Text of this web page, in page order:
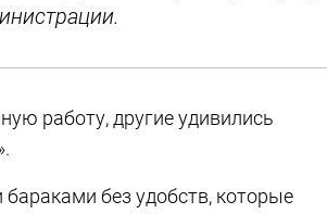
работу, другие удивились
без удобств, которые